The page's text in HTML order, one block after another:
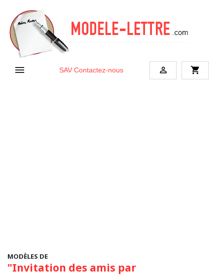
 SAV Contactez-nous  shopping_cart
MODÈLES DE
"Invitation des amis par